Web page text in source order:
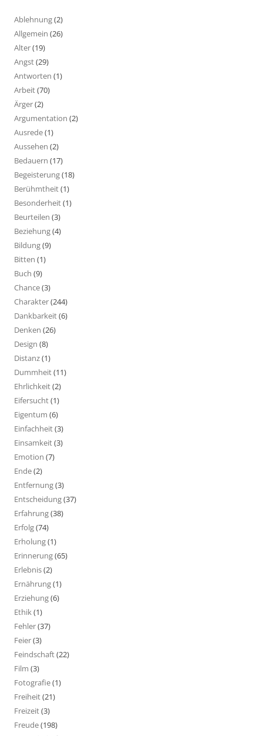
Ablehnung(2)
Allgemein (26)
Alter(19)
Angst(29)
Antworten (1)
Arbeit(70)
Ärger(2)
Argumentation (2)
Ausrede(1)
Aussehen (2)
Bedauern (17)
Begeisterung(18)
Berühmtheit(1)
Besonderheit(1)
Beurteilen (3)
Beziehung(4)
Bildung(9)
Bitten (1)
Buch (9)
Chance(3)
Charakter(244)
Dankbarkeit(6)
Denken (26)
Design (8)
Distanz(1)
Dummheit(11)
Ehrlichkeit(2)
Eifersucht(1)
Eigentum (6)
Einfachheit(3)
Einsamkeit(3)
Emotion (7)
Ende(2)
Entfernung(3)
Entscheidung(37)
Erfahrung(38)
Erfolg(74)
Erholung(1)
Erinnerung(65)
Erlebnis(2)
Ernährung(1)
Erziehung(6)
Ethik(1)
Fehler(37)
Feier(3)
Feindschaft(22)
Film (3)
Fotografie(1)
Freiheit(21)
Freizeit(3)
Freude(198)